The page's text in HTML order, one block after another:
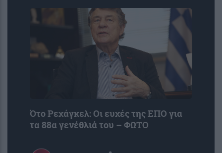
Ότο Ρεχάγκελ: Οι ευχές της EΠΟ για
τα 88α γενέθλιά του – ΦΩΤΟ